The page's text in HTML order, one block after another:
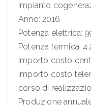
Impianto
Anno: 2016
Potenza elettrica:
Potenza termica:
Importo costo
Importo costo
corso di
Produzione